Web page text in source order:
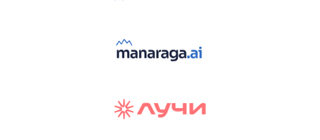
ТРЕК «AI-NATIVE»
И БИТВА АГЕНТОВ